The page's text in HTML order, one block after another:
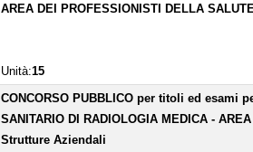
AREA DEI PROFESSIONISTI DELLA
Unità:15
CONCORSO PUBBLICO per titoli ed esami
SANITARIO DI RADIOLOGIA MEDICA -
Strutture Aziendali